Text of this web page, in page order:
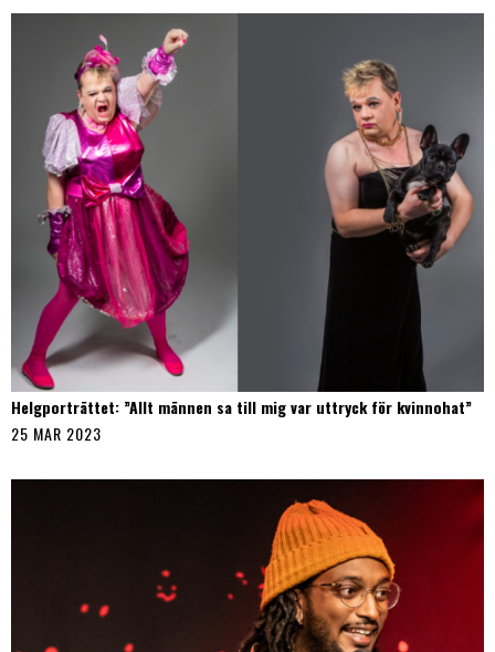
Helgporträttet: ”Allt männen sa till mig var uttryck för kvinnohat”
25 MAR 2023